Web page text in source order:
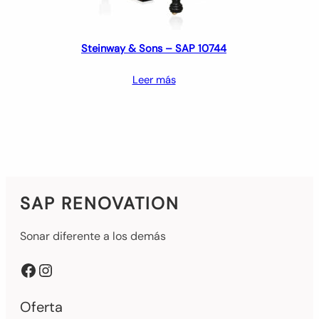
Steinway & Sons – SAP 10744
Leer más
SAP RENOVATION
Sonar diferente a los demás
Facebook Instagram
Oferta